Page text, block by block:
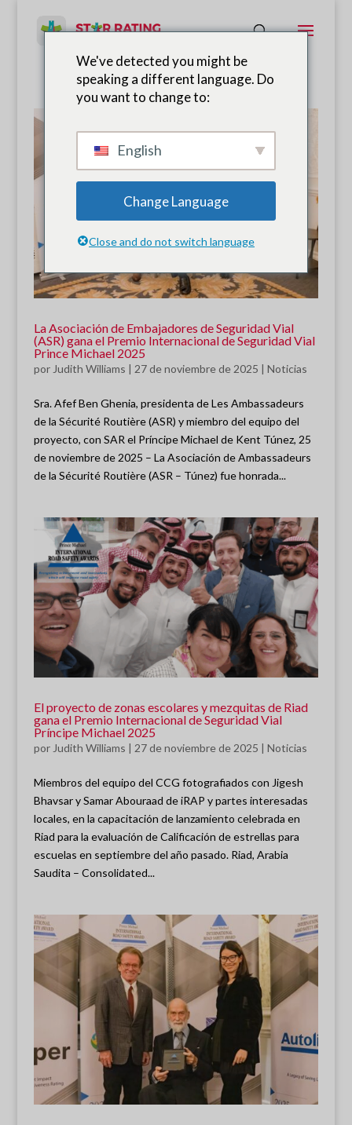
La Asociación de Embajadores de Seguridad Vial
(ASR) gana el Premio Internacional de Seguridad Vial
Prince Michael 2025
por Judith Williams | 27 de noviembre de 2025 | Noticias
Sra. Afef Ben Ghenia, presidenta de Les Ambassadeurs
de la Sécurité Routière (ASR) y miembro del equipo del
proyecto, con SAR el Príncipe Michael de Kent Túnez, 25
de noviembre de 2025 – La Asociación de Ambassadeurs
de la Sécurité Routière (ASR – Túnez) fue honrada...
El proyecto de zonas escolares y mezquitas de Riad
gana el Premio Internacional de Seguridad Vial
Príncipe Michael 2025
por Judith Williams | 27 de noviembre de 2025 | Noticias
Miembros del equipo del CCG fotografiados con Jigesh
Bhavsar y Samar Abouraad de iRAP y partes interesadas
locales, en la capacitación de lanzamiento celebrada en
Riad para la evaluación de Calificación de estrellas para
escuelas en septiembre del año pasado. Riad, Arabia
Saudita – Consolidated...
We've detected you might be
speaking a different language. Do
you want to change to:
English
Change Language
Close and do not switch language